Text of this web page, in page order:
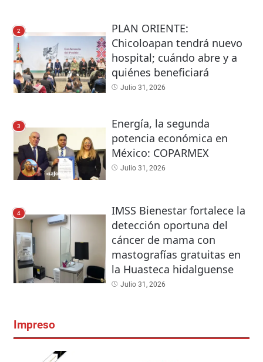
2
PLAN ORIENTE:
Chicoloapan tendrá nuevo
hospital; cuándo abre y a
quiénes beneficiará
Julio 31, 2026
3
Energía, la segunda
potencia económica en
México: COPARMEX
Julio 31, 2026
4
IMSS Bienestar fortalece la
detección oportuna del
cáncer de mama con
mastografías gratuitas en
la Huasteca hidalguense
Julio 31, 2026
Impreso